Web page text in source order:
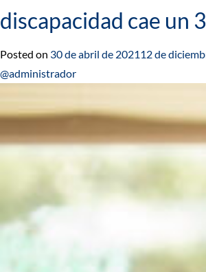
discapacidad cae un
Posted on 30 de abril de 202112 de
@administrador